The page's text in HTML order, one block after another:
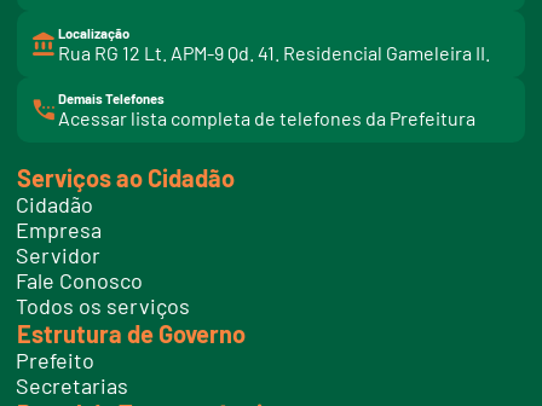
Localização
Rua RG 12 Lt. APM-9 Qd. 41. Residencial Gameleira II.
Demais Telefones
Acessar lista completa de telefones da Prefeitura
i
t
e
l
f
o
e
s
Serviços ao Cidadão
Cidadão
Empresa
Servidor
Fale Conosco
Todos os serviços
Estrutura de Governo
Prefeito
Secretarias